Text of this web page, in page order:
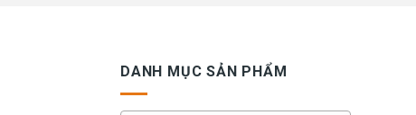
DANH MỤC SẢN PHẨM